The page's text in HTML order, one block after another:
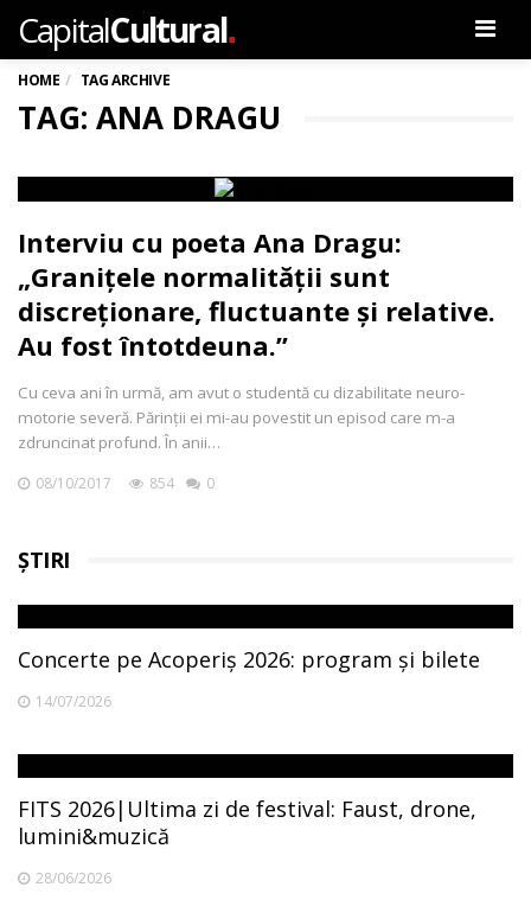
CapitalCultural.
HOME TAG ARCHIVE
TAG: ANA DRAGU
Interviu cu poeta Ana Dragu:
„Graniţele normalităţii sunt
discreţionare, fluctuante şi relative.
Au fost întotdeuna.”
Cu ceva ani în urmă, am avut o studentă cu dizabilitate neuro-
motorie severă. Părinții ei mi-au povestit un episod care m-a
zdruncinat profund. În anii…
08/10/2017 854 0
ȘTIRI
Concerte pe Acoperiș 2026: program și bilete
14/07/2026
FITS 2026|Ultima zi de festival: Faust, drone,
lumini&muzică
28/06/2026